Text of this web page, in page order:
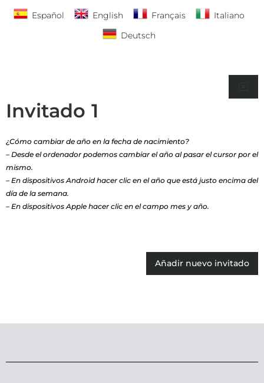
Español English Français
Italiano
Deutsch
Invitado
¿Cómo cambiar de año en la fecha de nacimiento?
– Desde el ordenador podemos cambiar el año al pasar el cursor por el
mismo.
– En dispositivos Android hacer clic en el año que está justo encima del
día de la semana.
– En dispositivos Apple hacer clic en el campo mes y año.
Añadir nuevo invitado